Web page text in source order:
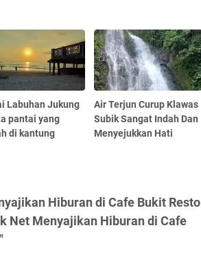
Labuhan Jukung
pantai yang
di kantung
Air Terjun Curup Klawas
Subik Sangat Indah Dan
Menyejukkan Hati
Hiburan di Cafe Bukit Resto
Net Menyajikan Hiburan di Cafe